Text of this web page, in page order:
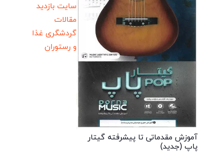
آموزش مقدماتی تا پیشرفته گیتار
پاپ (جدید)
سایت بازدید
مقالات
گردشگری غذا
و رستوران